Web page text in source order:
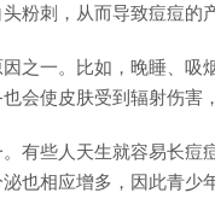
粉刺，从而导致痘痘的
之一。比如，晚睡、吸
会使皮肤受到辐射伤害
有些人天生就容易长痘
也相应增多，因此青少